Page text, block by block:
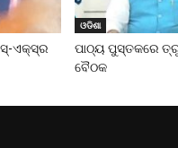
ଏକ୍ସ୍‌ର
ଓଡିଶା
ପାଠ୍ୟ ପୁସ୍ତକରେ
ବୈଠକ